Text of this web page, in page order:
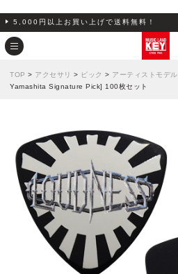
5,000円以上お買い上げで送料無料！
TOP > アクセサリ > ピック > アーティストモデル
Yamashita Signature Pick] 100枚セット